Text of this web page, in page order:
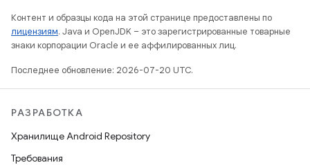
Контент и образцы кода на этой странице предоставлены по
лицензиям. Java и OpenJDK – это зарегистрированные товарные
знаки корпорации Oracle и ее аффилированных лиц.
Последнее обновление: 2026-07-20 UTC.
РАЗРАБОТКА
Хранилище Android Repository
Требования